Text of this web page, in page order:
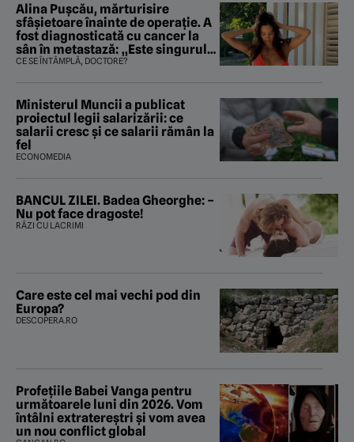
Alina Pușcău, mărturisire
sfâșietoare înainte de operație. A
fost diagnosticată cu cancer la
sân în metastază: „Este singurul
tratament care o să mă ajute să
CE SE ÎNTÂMPLĂ, DOCTORE?
Ministerul Muncii a publicat
proiectul legii salarizării: ce
salarii cresc și ce salarii rămân la
fel
ECONOMEDIA
BANCUL ZILEI. Badea Gheorghe: –
Nu pot face dragoste!
RÂZI CU LACRIMI
Care este cel mai vechi pod din
Europa?
DESCOPERA.RO
Profețiile Babei Vanga pentru
următoarele luni din 2026. Vom
întâlni extratereștri și vom avea
un nou conflict global